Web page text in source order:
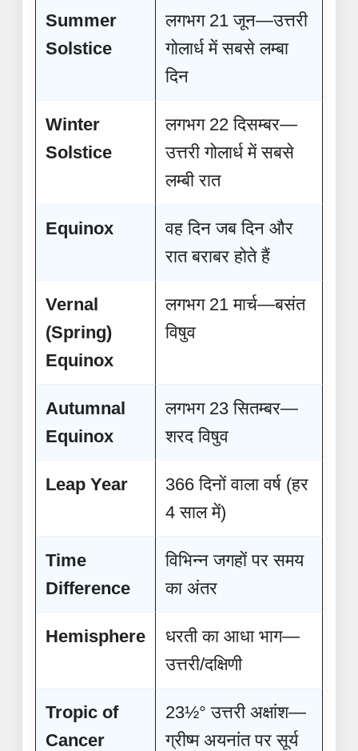
Summer
Solstice
लगभग 21 जून—उत्तरी
गोलार्ध में सबसे लम्बा
दिन
Winter
Solstice
लगभग 22 दिसम्बर—
उत्तरी गोलार्ध में सबसे
लम्बी रात
Equinox
वह दिन जब दिन और
रात बराबर होते हैं
Vernal
(Spring)
Equinox
लगभग 21 मार्च—बसंत
विषुव
Autumnal
Equinox
लगभग 23 सितम्बर—
शरद विषुव
Leap Year
366 दिनों वाला वर्ष (हर
4 साल में)
Time
Difference
विभिन्न जगहों पर समय
का अंतर
Hemisphere
धरती का आधा भाग—
उत्तरी/दक्षिणी
Tropic of
Cancer
23½° उत्तरी अक्षांश—
ग्रीष्म अयनांत पर सूर्य